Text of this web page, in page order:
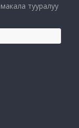
макала тууралуу